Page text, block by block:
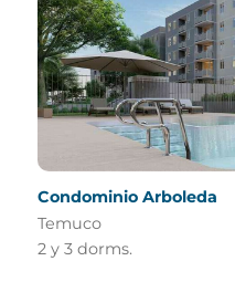
Condominio Arboleda
Temuco
2 y 3 dorms.